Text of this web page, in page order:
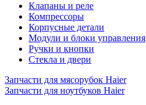
Клапаны и реле
Компрессоры
Корпусные детали
Модули и блоки управления
Ручки и кнопки
Стекла и двери
Запчасти для мясорубок Haier
Запчасти для ноутбуков Haier